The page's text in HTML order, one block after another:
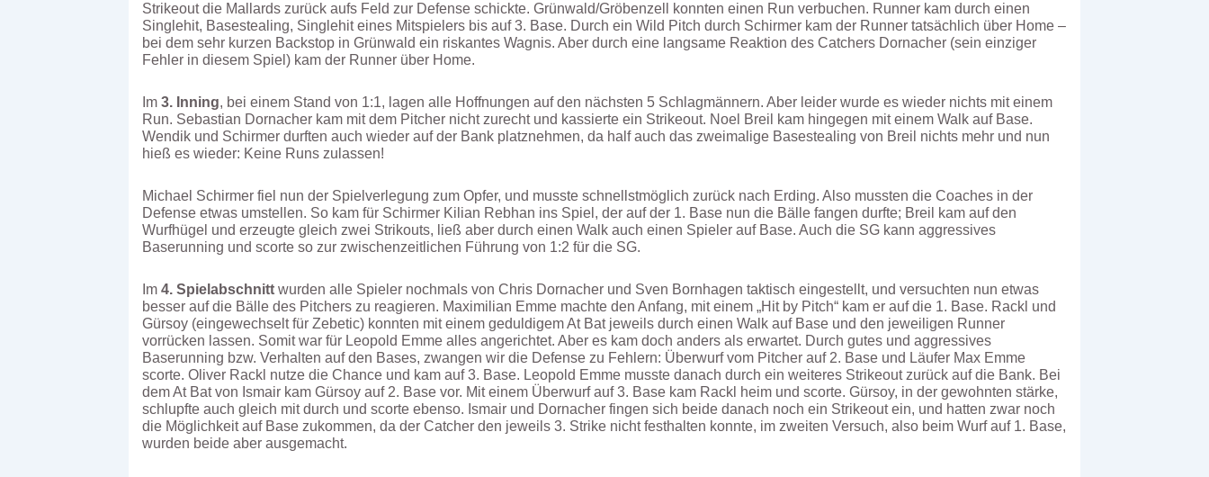
Strikeout die Mallards zurück aufs Feld zur Defense schickte. Grünwald/Gröbenzell konnten einen Run verbuchen. Runner kam durch einen
Singlehit, Basestealing, Singlehit eines Mitspielers bis auf 3. Base. Durch ein Wild Pitch durch Schirmer kam der Runner tatsächlich über Home –
bei dem sehr kurzen Backstop in Grünwald ein riskantes Wagnis. Aber durch eine langsame Reaktion des Catchers Dornacher (sein einziger
Fehler in diesem Spiel) kam der Runner über Home.
Im 3. Inning, bei einem Stand von 1:1, lagen alle Hoffnungen auf den nächsten 5 Schlagmännern. Aber leider wurde es wieder nichts mit einem
Run. Sebastian Dornacher kam mit dem Pitcher nicht zurecht und kassierte ein Strikeout. Noel Breil kam hingegen mit einem Walk auf Base.
Wendik und Schirmer durften auch wieder auf der Bank platznehmen, da half auch das zweimalige Basestealing von Breil nichts mehr und nun
hieß es wieder: Keine Runs zulassen!
Michael Schirmer fiel nun der Spielverlegung zum Opfer, und musste schnellstmöglich zurück nach Erding. Also mussten die Coaches in der
Defense etwas umstellen. So kam für Schirmer Kilian Rebhan ins Spiel, der auf der 1. Base nun die Bälle fangen durfte; Breil kam auf den
Wurfhügel und erzeugte gleich zwei Strikouts, ließ aber durch einen Walk auch einen Spieler auf Base. Auch die SG kann aggressives
Baserunning und scorte so zur zwischenzeitlichen Führung von 1:2 für die SG.
Im 4. Spielabschnittwurden alle Spieler nochmals von Chris Dornacher und Sven Bornhagen taktisch eingestellt, und versuchten nun etwas
besser auf die Bälle des Pitchers zu reagieren. Maximilian Emme machte den Anfang, mit einem „Hit by Pitch“ kam er auf die 1. Base. Rackl und
Gürsoy (eingewechselt für Zebetic) konnten mit einem geduldigem At Bat jeweils durch einen Walk auf Base und den jeweiligen Runner
vorrücken lassen. Somit war für Leopold Emme alles angerichtet. Aber es kam doch anders als erwartet. Durch gutes und aggressives
Baserunning bzw. Verhalten auf den Bases, zwangen wir die Defense zu Fehlern: Überwurf vom Pitcher auf 2. Base und Läufer Max Emme
scorte. Oliver Rackl nutze die Chance und kam auf 3. Base. Leopold Emme musste danach durch ein weiteres Strikeout zurück auf die Bank. Bei
dem At Bat von Ismair kam Gürsoy auf 2. Base vor. Mit einem Überwurf auf 3. Base kam Rackl heim und scorte. Gürsoy, in der gewohnten stärke,
schlupfte auch gleich mit durch und scorte ebenso. Ismair und Dornacher fingen sich beide danach noch ein Strikeout ein, und hatten zwar noch
die Möglichkeit auf Base zukommen, da der Catcher den jeweils 3. Strike nicht festhalten konnte, im zweiten Versuch, also beim Wurf auf 1. Base,
wurden beide aber ausgemacht.